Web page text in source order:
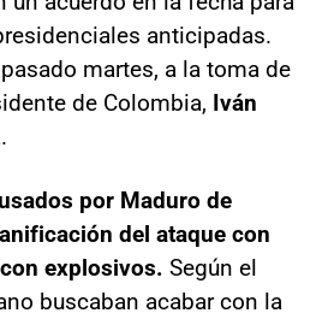
anticipadas.
martes, a la toma de
de Colombia, Iván
por Maduro de
del ataque con
explosivos. Según el
buscaban acabar con la